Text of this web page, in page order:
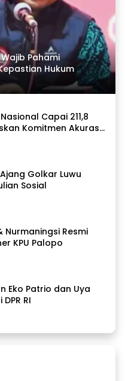
Pahami
Hukum
Capai 211,8
Komitmen Akurasi
Golkar Luwu
Sosial
Nurmaningsi Resmi
KPU Palopo
Eko Patrio dan Uya
RI